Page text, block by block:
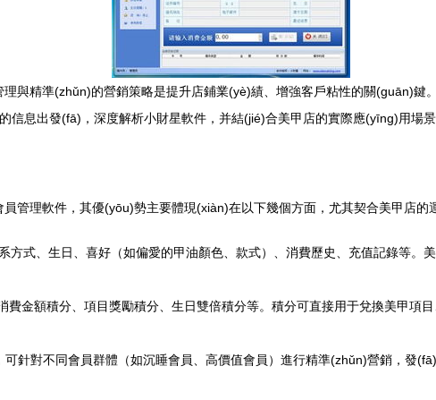
與精準(zhǔn)的營銷策略是提升店鋪業(yè)績、增強客戶粘性的關(guān)鍵
息出發(fā)，深度解析小財星軟件，并結(jié)合美甲店的實際應(yīng)用場景
管理軟件，其優(yōu)勢主要體現(xiàn)在以下幾個方面，尤其契合美甲店的
方式、生日、喜好（如偏愛的甲油顏色、款式）、消費歷史、充值記錄等
費金額積分、項目獎勵積分、生日雙倍積分等。積分可直接用于兌換美甲項
可針對不同會員群體（如沉睡會員、高價值會員）進行精準(zhǔn)營銷，發